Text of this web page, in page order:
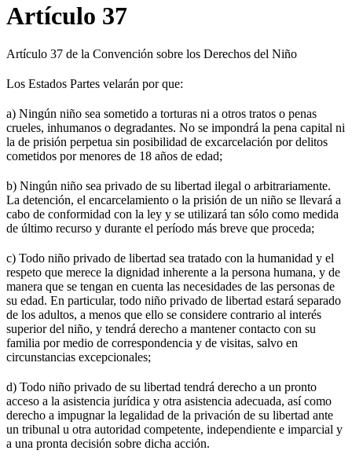
Artículo 37
Artículo 37 de la Convención sobre los Derechos del Niño
Los Estados Partes velarán por que:
a) Ningún niño sea sometido a torturas ni a otros tratos o penas
crueles, inhumanos o degradantes. No se impondrá la pena capital ni
la de prisión perpetua sin posibilidad de excarcelación por delitos
cometidos por menores de 18 años de edad;
b) Ningún niño sea privado de su libertad ilegal o arbitrariamente.
La detención, el encarcelamiento o la prisión de un niño se llevará a
cabo de conformidad con la ley y se utilizará tan sólo como medida
de último recurso y durante el período más breve que proceda;
c) Todo niño privado de libertad sea tratado con la humanidad y el
respeto que merece la dignidad inherente a la persona humana, y de
manera que se tengan en cuenta las necesidades de las personas de
su edad. En particular, todo niño privado de libertad estará separado
de los adultos, a menos que ello se considere contrario al interés
superior del niño, y tendrá derecho a mantener contacto con su
familia por medio de correspondencia y de visitas, salvo en
circunstancias excepcionales;
d) Todo niño privado de su libertad tendrá derecho a un pronto
acceso a la asistencia jurídica y otra asistencia adecuada, así como
derecho a impugnar la legalidad de la privación de su libertad ante
un tribunal u otra autoridad competente, independiente e imparcial y
a una pronta decisión sobre dicha acción.